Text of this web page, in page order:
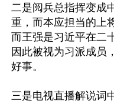
二是阅兵总指挥变成
重，而本应担当的上
而王强是习近平在二
因此被视为习派成员
好事。
三是电视直播解说词